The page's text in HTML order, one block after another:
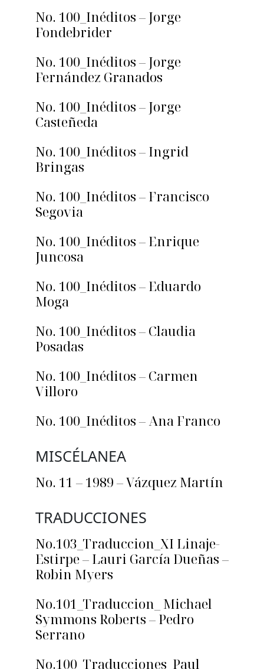
No. 100_Inéditos – Jorge
Fondebrider
No. 100_Inéditos – Jorge
Fernández Granados
No. 100_Inéditos – Jorge
Casteñeda
No. 100_Inéditos – Ingrid
Bringas
No. 100_Inéditos – Francisco
Segovia
No. 100_Inéditos – Enrique
Juncosa
No. 100_Inéditos – Eduardo
Moga
No. 100_Inéditos – Claudia
Posadas
No. 100_Inéditos – Carmen
Villoro
No. 100_Inéditos – Ana Franco
MISCÉLANEA
No. 11 – 1989 – Vázquez Martín
TRADUCCIONES
No.103_Traduccion_XI Linaje-
Estirpe – Lauri García Dueñas –
Robin Myers
No.101_Traduccion_ Michael
Symmons Roberts – Pedro
Serrano
No.100_Traducciones_Paul